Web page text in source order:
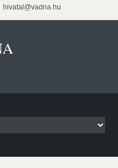
hivatal@vadna.hu